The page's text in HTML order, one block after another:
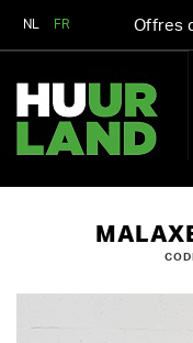
NL FR Offres